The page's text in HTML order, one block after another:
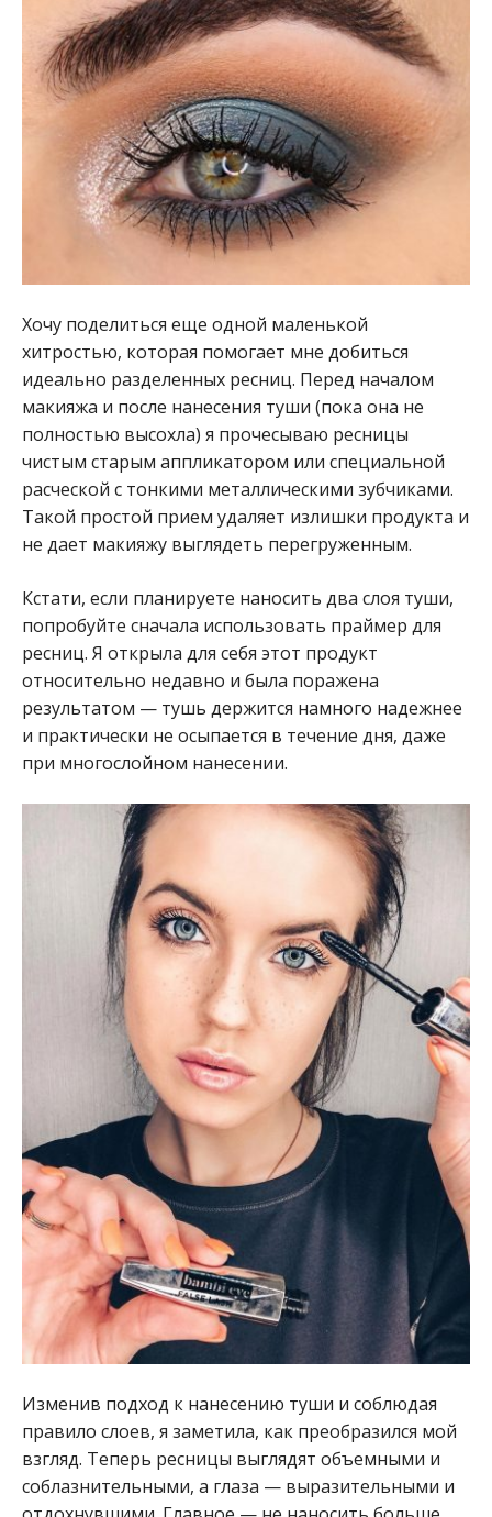
Хочу поделиться еще одной маленькой
хитростью, которая помогает мне добиться
идеально разделенных ресниц. Перед началом
макияжа и после нанесения туши (пока она не
полностью высохла) я прочесываю ресницы
чистым старым аппликатором или специальной
расческой с тонкими металлическими зубчиками.
Такой простой прием удаляет излишки продукта и
не дает макияжу выглядеть перегруженным.
Кстати, если планируете наносить два слоя туши,
попробуйте сначала использовать праймер для
ресниц. Я открыла для себя этот продукт
относительно недавно и была поражена
результатом — тушь держится намного надежнее
и практически не осыпается в течение дня, даже
при многослойном нанесении.
Изменив подход к нанесению туши и соблюдая
правило слоев, я заметила, как преобразился мой
взгляд. Теперь ресницы выглядят объемными и
соблазнительными, а глаза — выразительными и